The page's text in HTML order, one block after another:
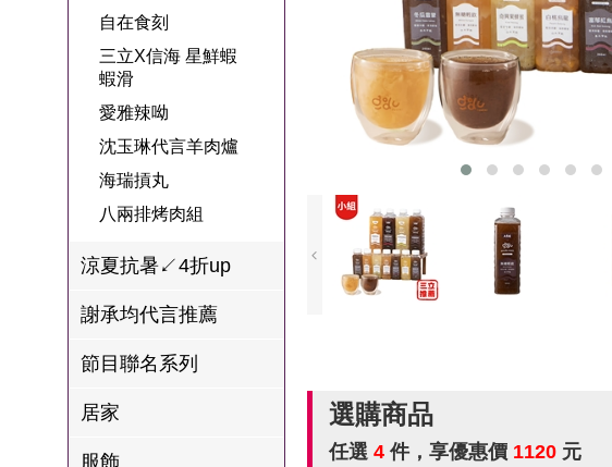
推薦
冷藏 | 冷凍食品
李大娘手工水
餃
三立X信海 星
鮮蝦蝦滑
肉爐
海瑞摃丸
八兩排烤肉組
雨揚老師開運
金健康石墨烯
台塑生醫
自在食刻
三立X信海 星鮮蝦
蝦滑
愛雅辣呦
沈玉琳代言羊肉爐
海瑞摃丸
八兩排烤肉組
涼夏抗暑↙4折up
謝承均代言推薦
節目聯名系列
居家
服飾
選購商品
任選 4 件，享優惠價 1120 元